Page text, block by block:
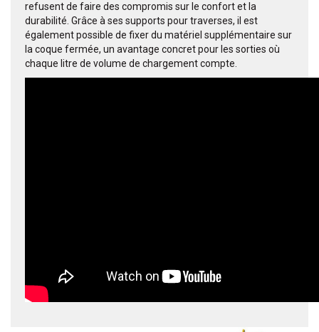
refusent de faire des compromis sur le confort et la
durabilité. Grâce à ses supports pour traverses, il est
également possible de fixer du matériel supplémentaire sur
la coque fermée, un avantage concret pour les sorties où
chaque litre de volume de chargement compte.